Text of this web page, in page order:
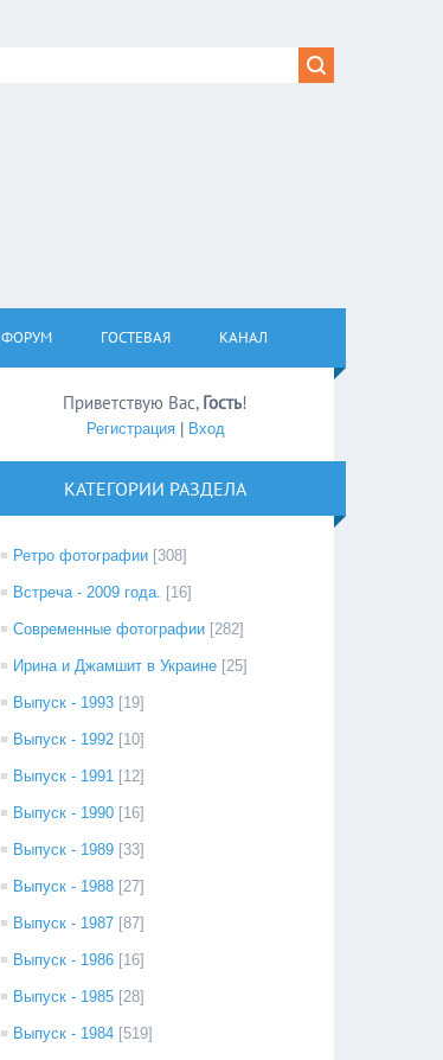
ФОРУМ ГОСТЕВАЯ КАНАЛ
Приветствую Вас, Гость!
Регистрация| Вход
КАТЕГОРИИ РАЗДЕЛА
Ретро фотографии [308]
Встреча - 2009 года. [16]
Современные фотографии [282]
Ирина и Джамшит в Украине [25]
Выпуск - 1993 [19]
Выпуск - 1992 [10]
Выпуск - 1991 [12]
Выпуск - 1990 [16]
Выпуск - 1989 [33]
Выпуск - 1988 [27]
Выпуск - 1987 [87]
Выпуск - 1986 [16]
Выпуск - 1985 [28]
Выпуск - 1984 [519]